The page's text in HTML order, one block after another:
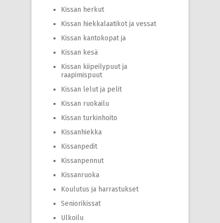
Kissan herkut
Kissan hiekkalaatikot ja vessat
Kissan kantokopat ja
Kissan kesä
Kissan kiipeilypuut ja
raapimispuut
Kissan lelut ja pelit
Kissan ruokailu
Kissan turkinhoito
Kissanhiekka
Kissanpedit
Kissanpennut
Kissanruoka
Koulutus ja harrastukset
Seniorikissat
Ulkoilu